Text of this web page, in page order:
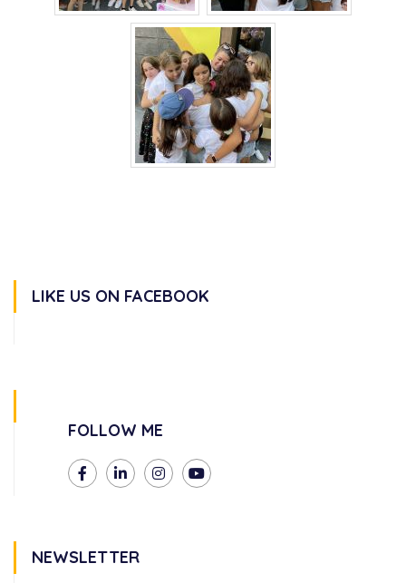
LIKE US ON FACEBOOK
FOLLOW ME
NEWSLETTER